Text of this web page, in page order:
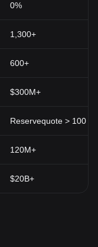
0%
1,300+
600+
$300M+
Reservequote > 100
120M+
$20B+